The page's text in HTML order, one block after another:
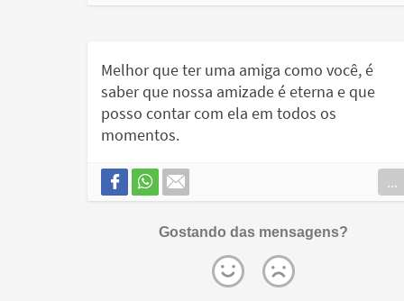
Melhor que ter uma amiga como você, é
saber que nossa amizade é eterna e que
posso contar com ela em todos os
momentos.
...
Gostando das mensagens?